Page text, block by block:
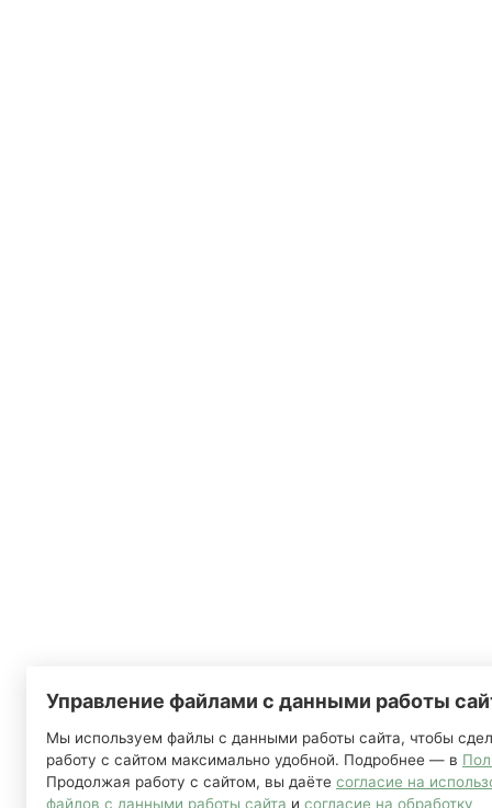
Управление файлами с данными работы
Мы используем файлы с данными работы сайта, чтобы
работу с сайтом максимально удобной. Подробнее — в
Продолжая работу с сайтом, вы даёте согласие на
файлов с данными работы сайта и согласие на обработку